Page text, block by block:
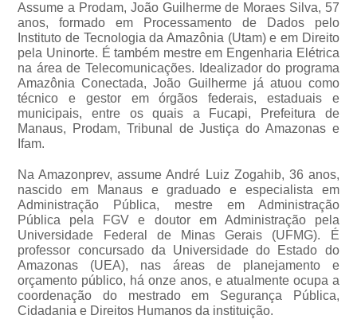
Assume a Prodam, João Guilherme de Moraes Silva, 57
anos, formado em Processamento de Dados pelo
Instituto de Tecnologia da Amazônia (Utam) e em Direito
pela Uninorte. É também mestre em Engenharia Elétrica
na área de Telecomunicações. Idealizador do programa
Amazônia Conectada, João Guilherme já atuou como
técnico e gestor em órgãos federais, estaduais e
municipais, entre os quais a Fucapi, Prefeitura de
Manaus, Prodam, Tribunal de Justiça do Amazonas e
Ifam.
Na Amazonprev, assume André Luiz Zogahib, 36 anos,
nascido em Manaus e graduado e especialista em
Administração Pública, mestre em Administração
Pública pela FGV e doutor em Administração pela
Universidade Federal de Minas Gerais (UFMG). É
professor concursado da Universidade do Estado do
Amazonas (UEA), nas áreas de planejamento e
orçamento público, há onze anos, e atualmente ocupa a
coordenação do mestrado em Segurança Pública,
Cidadania e Direitos Humanos da instituição.